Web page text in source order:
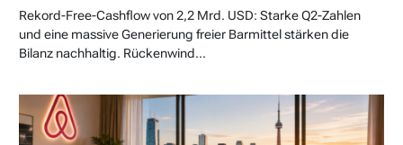
Rekord-Free-Cashflow von 2,2 Mrd. USD: Starke Q2-Zahlen
und eine massive Generierung freier Barmittel stärken die
Bilanz nachhaltig. Rückenwind...